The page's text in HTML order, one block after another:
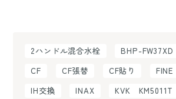
2ハンドル混合水栓 BHP-FW37XD
CF
CF張替 CF貼り FINE
IH交換
INAX KVK KM5011T